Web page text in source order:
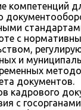
компетенций
с
и
документов.
кадрового
с